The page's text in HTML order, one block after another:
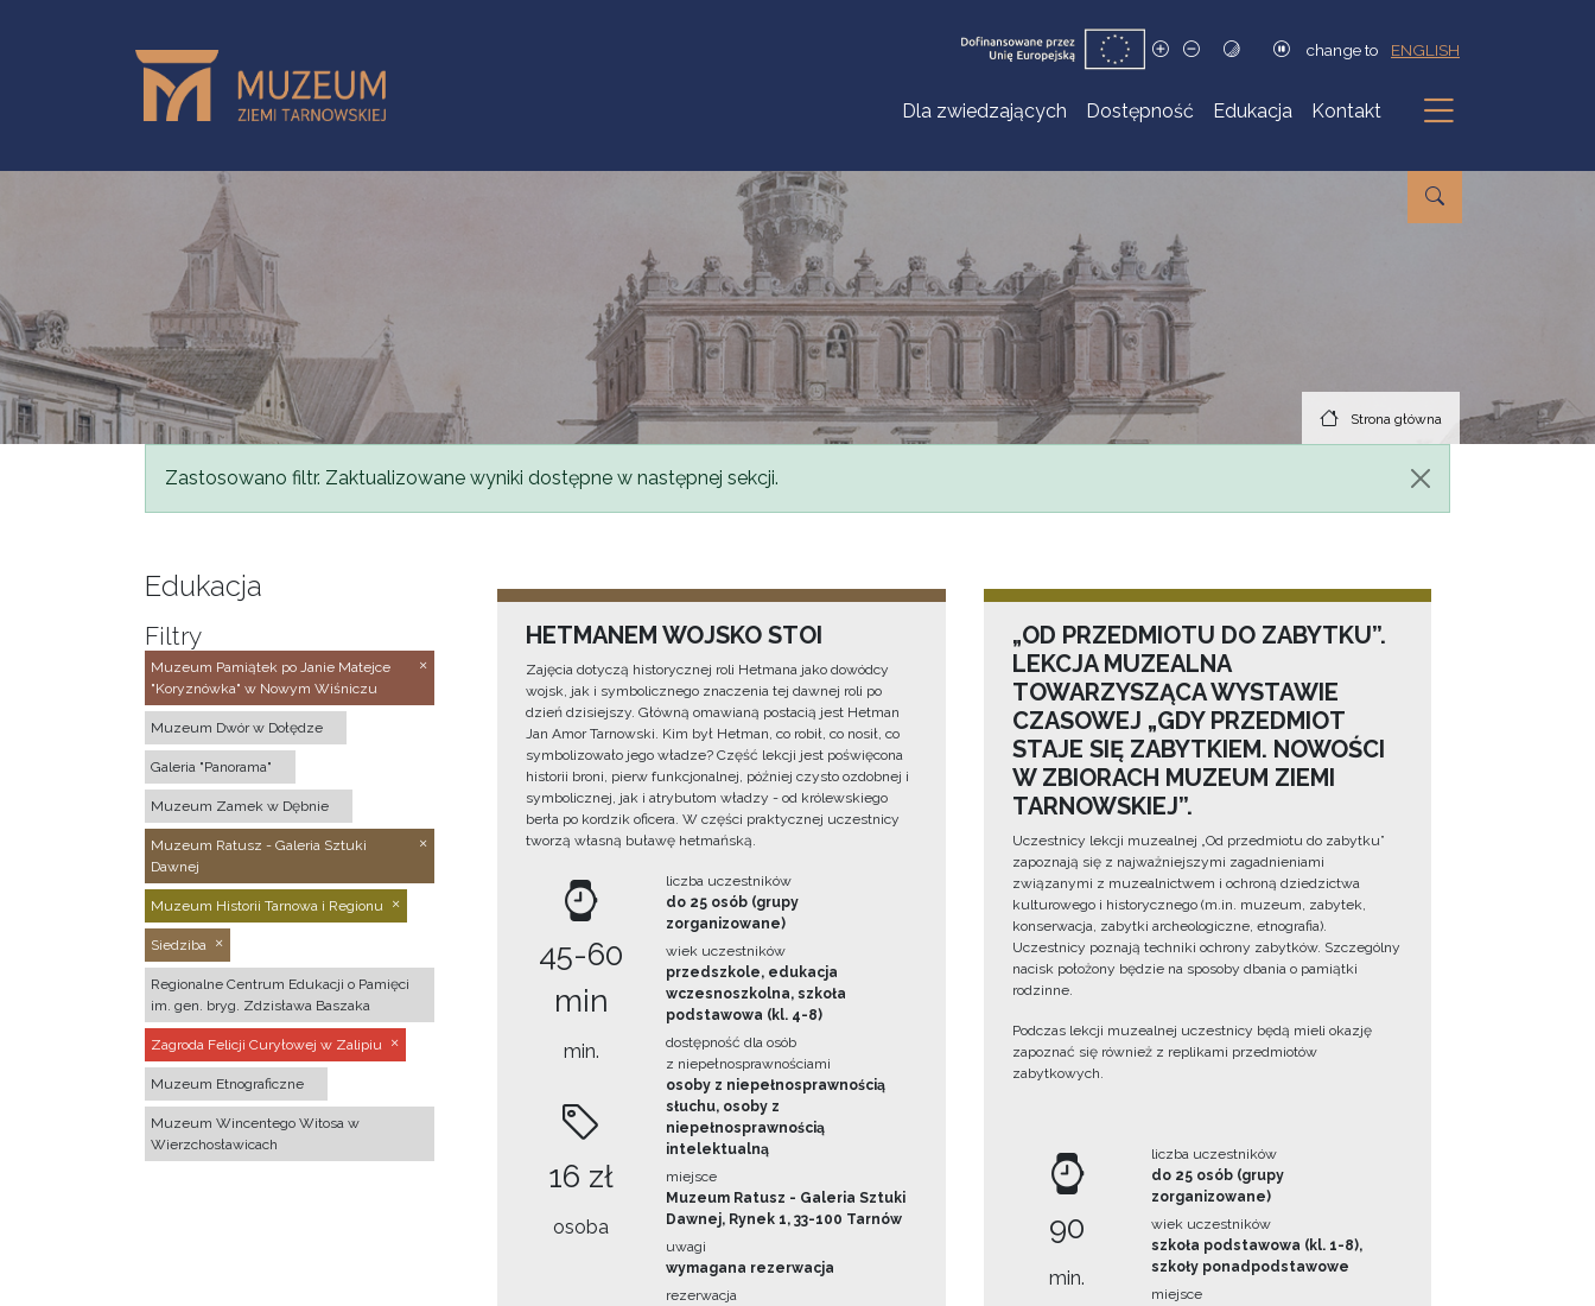
change to ENGLISH
Dla zwiedzających Dostępność Edukacja Kontakt
Podmenu
Strona główna
Komunikat
Zastosowano filtr. Zaktualizowane wyniki dostępne w następnej sekcji.
Edukacja
Filtry
Muzeum Pamiątek po Janie Matejce
"Koryznówka" w Nowym Wiśniczu
Muzeum Dwór w Dołędze
Galeria "Panorama"
Muzeum Zamek w Dębnie
Muzeum Ratusz - Galeria Sztuki
Dawnej
Muzeum Historii Tarnowa i Regionu
Siedziba
Regionalne Centrum Edukacji o Pamięci
im. gen. bryg. Zdzisława Baszaka
Zagroda Felicji Curyłowej w Zalipiu
Muzeum Etnograficzne
Muzeum Wincentego Witosa w
Wierzchosławicach
HETMANEM WOJSKO STOI
Zajęcia dotyczą historycznej roli Hetmana jako dowódcy
wojsk, jak i symbolicznego znaczenia tej dawnej roli po
dzień dzisiejszy. Główną omawianą postacią jest Hetman
Jan Amor Tarnowski. Kim był Hetman, co robił, co nosił, co
symbolizowało jego władze? Część lekcji jest poświęcona
historii broni, pierw funkcjonalnej, później czysto ozdobnej i
symbolicznej, jak i atrybutom władzy - od królewskiego
berła po kordzik oficera. W części praktycznej uczestnicy
tworzą własną buławę hetmańską.
45-60
min
min.
16 zł
osoba
liczba uczestników
do 25 osób (grupy
zorganizowane)
wiek uczestników
przedszkole, edukacja
wczesnoszkolna, szkoła
podstawowa (kl. 4-8)
dostępność dla osób
z niepełnosprawnościami
osoby z niepełnosprawnością
słuchu, osoby z
niepełnosprawnością
intelektualną
miejsce
Muzeum Ratusz - Galeria Sztuki
Dawnej, Rynek 1, 33-100 Tarnów
uwagi
wymagana rezerwacja
rezerwacja
„OD PRZEDMIOTU DO ZABYTKU”.
LEKCJA MUZEALNA
TOWARZYSZĄCA WYSTAWIE
CZASOWEJ „GDY PRZEDMIOT
STAJE SIĘ ZABYTKIEM. NOWOŚCI
W ZBIORACH MUZEUM ZIEMI
TARNOWSKIEJ”.
Uczestnicy lekcji muzealnej „Od przedmiotu do zabytku”
zapoznają się z najważniejszymi zagadnieniami
związanymi z muzealnictwem i ochroną dziedzictwa
kulturowego i historycznego (m.in. muzeum, zabytek,
konserwacja, zabytki archeologiczne, etnografia).
Uczestnicy poznają techniki ochrony zabytków. Szczególny
nacisk położony będzie na sposoby dbania o pamiątki
rodzinne.
Podczas lekcji muzealnej uczestnicy będą mieli okazję
zapoznać się również z replikami przedmiotów
zabytkowych.
90
min.
liczba uczestników
do 25 osób (grupy
zorganizowane)
wiek uczestników
szkoła podstawowa (kl. 1-8),
szkoły ponadpodstawowe
miejsce